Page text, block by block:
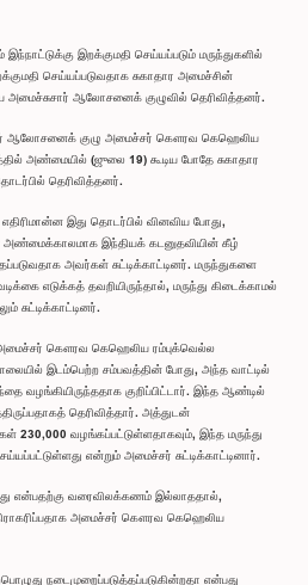
இறக்குமதி செய்யப்படும் மருந்துகளில்
செய்யப்படுவதாக சுகாதார அமைச்சின்
அமைச்சுசார் ஆலோசனைக் குழுவில் தெரிவித்தனர்.
ஆலோசனைக் குழு அமைச்சர் கௌரவ கெஹெலிய
அண்மையில் (ஜுலை 19) கூடிய போதே சுகாதார
தெரிவித்தனர்.
இது தொடர்பில் வினவிய போது,
அண்மைக்காலமாக இந்தியக் கடனுதவியின் கீழ்
அவர்கள் சுட்டிக்காட்டினர். மருந்துகளை
எடுக்கத் தவறியிருந்தால், மருந்து கிடைக்காமல்
சுட்டிக்காட்டினர்.
அமைச்சர் கௌரவ கெஹெலிய ரம்புக்வெல்ல
இடம்பெற்ற சம்பவத்தின் போது, அந்த வாட்டில்
வழங்கியிருந்ததாக குறிப்பிட்டார். இந்த ஆண்டில்
தெரிவித்தார். அத்துடன்
230,000 வழங்கப்பட்டுள்ளதாகவும், இந்த மருந்து
என்றும் அமைச்சர் சுட்டிக்காட்டினார்.
என்பதற்கு வரைவிலக்கணம் இல்லாததால்,
அமைச்சர் கௌரவ கெஹெலிய
நடைமுறைப்படுத்தப்படுகின்றதா என்பது